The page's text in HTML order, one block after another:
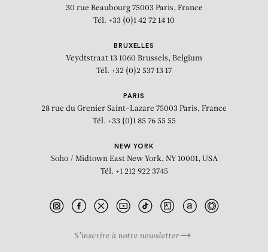
30 rue Beaubourg 75003 Paris, France
Tél. +33 (0)1 42 72 14 10
BRUXELLES
Veydtstraat 13 1060 Brussels, Belgium
Tél. +32 (0)2 537 13 17
PARIS
28 rue du Grenier Saint-Lazare 75003 Paris, France
Tél. +33 (0)1 85 76 55 55
NEW YORK
Soho / Midtown East New York, NY 10001, USA
Tél. +1 212 922 3745
S’inscrire à notre newsletter